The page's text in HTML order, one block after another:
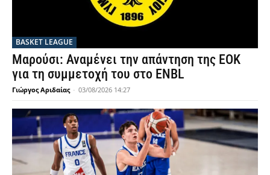
BASKET LEAGUE
Μαρούσι: Αναμένει την απάντηση της ΕΟΚ
για τη συμμετοχή του στο ENBL
Γιώργος Αριδαίας - 03/08/2026 14:27